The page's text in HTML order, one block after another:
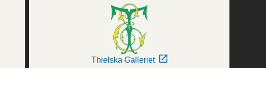
Thielska Galleriet